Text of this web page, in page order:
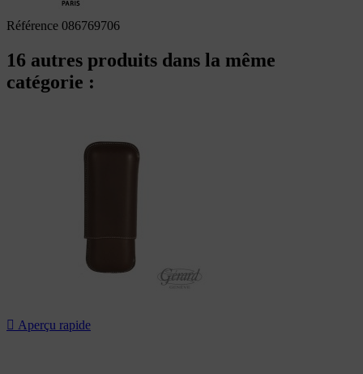
Référence 086769706
16 autres produits dans la même
catégorie :
 Aperçu rapide